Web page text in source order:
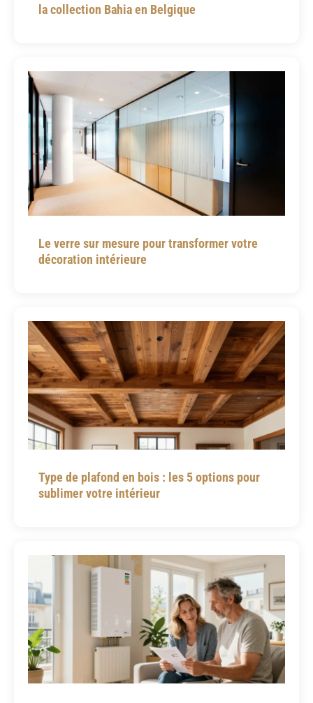
la collection Bahia en Belgique
Le verre sur mesure pour transformer votre
décoration intérieure
Type de plafond en bois : les 5 options pour
sublimer votre intérieur